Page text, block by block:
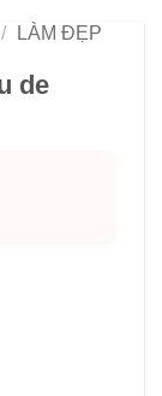
/
LÀM ĐẸP
de